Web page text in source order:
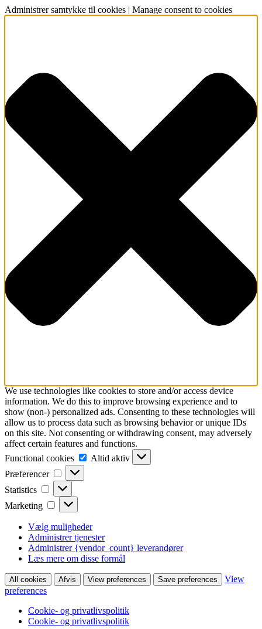
Administrer samtykke til cookies | Manage consent to cookies
We use technologies like cookies to store and/or access device
information. We do this to improve browsing experience and to
show (non-) personalized ads. Consenting to these technologies will
allow us to process data such as browsing behavior or unique IDs
on this site. Not consenting or withdrawing consent, may adversely
affect certain features and functions.
Functional cookies
Functional
cookies
Altid aktiv
Præferencer
Præferencer
Statistics Statistics
Marketing Marketing
Vælg muligheder
Administrer tjenester
Administrer {vendor_count} leverandører
Læs mere om disse formål
All cookies Afvis View preferences Save preferences
View
preferences
Cookie- og privatlivspolitik
Cookie- og privatlivspolitik